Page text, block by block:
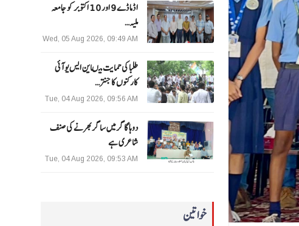
ا ڈما ڈے 9 اور 10 اکتوبر کو جامعہ
ملیہ…
Wed, 05 Aug 2026, 09:49 AM
طلبا کی حمایت میںاین ایس یو آئی
کارکنوں کا جنتر…
Tue, 04 Aug 2026, 09:56 AM
دوہا گاگر میں ساگر بھرنے کی صنف
شاعری ہے
Tue, 04 Aug 2026, 09:53 AM
خواتین